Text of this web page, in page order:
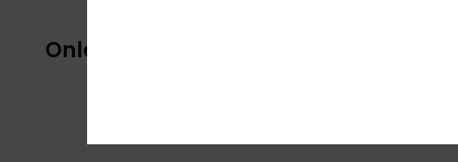
Onlangs bekeken